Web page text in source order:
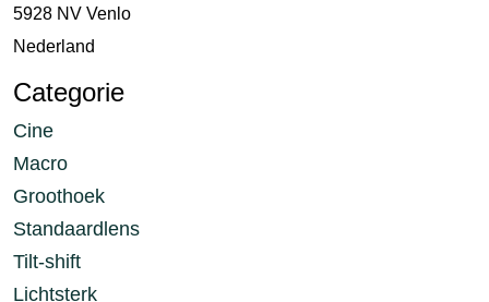
5928 NV Venlo
Nederland
Categorie
Cine
Macro
Groothoek
Standaardlens
Tilt-shift
Lichtsterk